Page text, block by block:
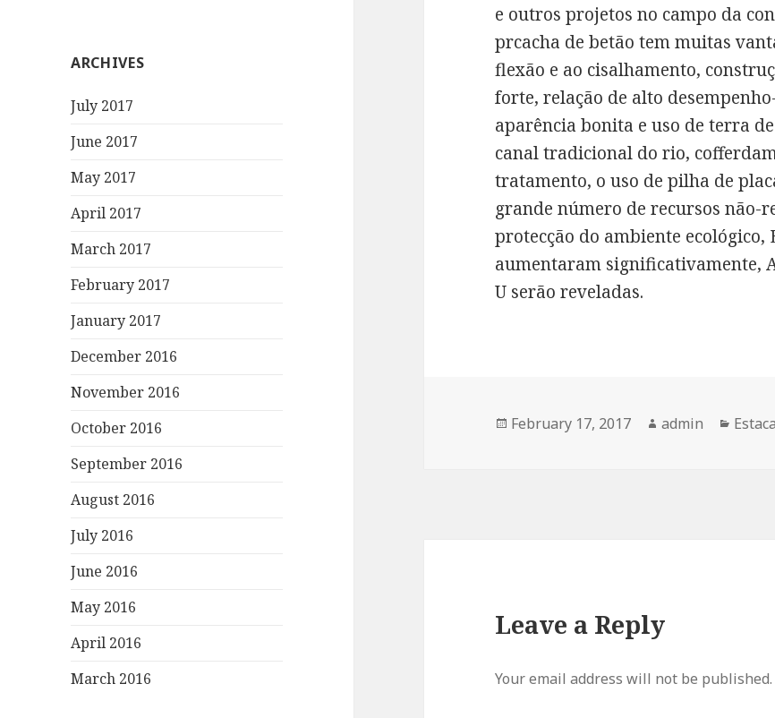
ARCHIVES
July 2017
June 2017
May 2017
April 2017
March 2017
February 2017
January 2017
December 2016
November 2016
October 2016
September 2016
August 2016
July 2016
June 2016
May 2016
April 2016
March 2016
e outros projetos no campo da
prcacha de betão tem muitas
flexão e ao cisalhamento,
forte, relação de alto
aparência bonita e uso de terra
canal tradicional do rio,
tratamento, o uso de pilha de
grande número de recursos não-
protecção do ambiente ecológico,
aumentaram significativamente,
U serão reveladas.
Posted
February 17, 2017 Author
admin
Leave a Reply
Your email address will not be published.